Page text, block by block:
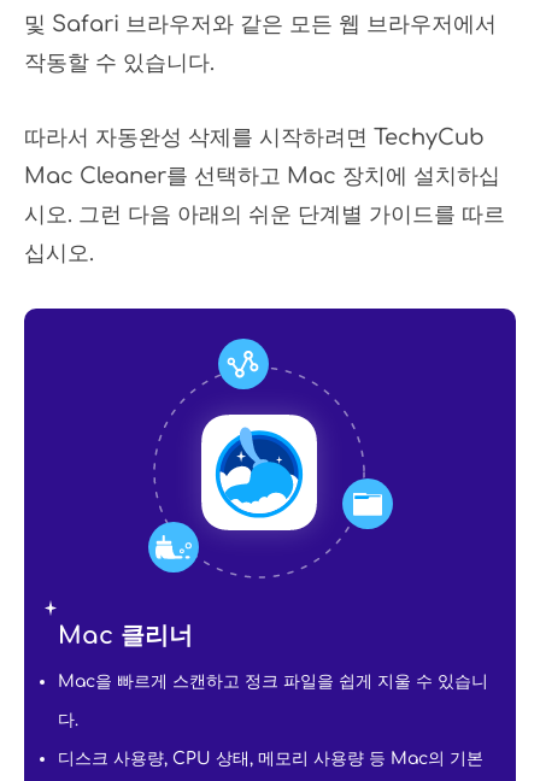
및 Safari 브라우저와 같은 모든 웹 브라우저에서
작동할 수 있습니다.
따라서 자동완성 삭제를 시작하려면 TechyCub
Mac Cleaner를 선택하고 Mac 장치에 설치하십
시오. 그런 다음 아래의 쉬운 단계별 가이드를 따르
십시오.
Mac 클리너
Mac을 빠르게 스캔하고 정크 파일을 쉽게 지울 수 있습니
다.
디스크 사용량, CPU 상태, 메모리 사용량 등 Mac의 기본